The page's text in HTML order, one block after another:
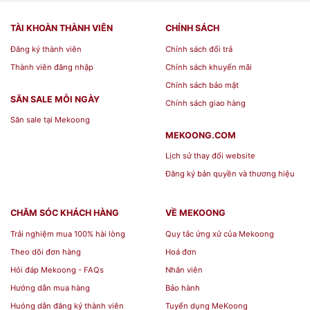
DƯỠNG SINH CẠN ĐÁY TỪ 28CM + NẮP
Chiều cao 3.5 cm
Màu sắc Xanh rêu
Lưu ý: Chỉ sử dụng trên bếp từ
Địa chỉ Mua CHẢO SỨ DƯỠNG
SINH CẠN ĐÁY TỪ 28CM + NẮP
ở đâu giá rẻ?
Bạn đang có nhu cầu tìm mua các sản phẩm
CHẢO SỨ DƯỠNG SINH CẠN ĐÁY TỪ 28CM +
TÀI KHOÀN THÀNH VIÊN
Đăng ký thành viên
Thành viên đăng nhập
SĂN SALE MỖI NGÀY
Săn sale tại Mekoong
CHÍNH SÁCH
Chính sách đổi trả
Chính sách khuyến mãi
Chính sách bảo mật
Chính sách giao hàng
MEKOONG.COM
Lịch sử thay đổi website
Đăng ký bản quyền và thương hiệu
CHĂM SÓC KHÁCH HÀNG
Trải nghiệm mua 100% hài lòng
Theo dõi đơn hàng
Hỏi đáp Mekoong - FAQs
Hướng dẫn mua hàng
Huóng dẫn đăng ký thành viên
VỀ MEKOONG
Quy tắc ứng xử của Mekoong
Hoá đơn
Nhân viên
Bảo hành
Tuyển dụng MeKoong